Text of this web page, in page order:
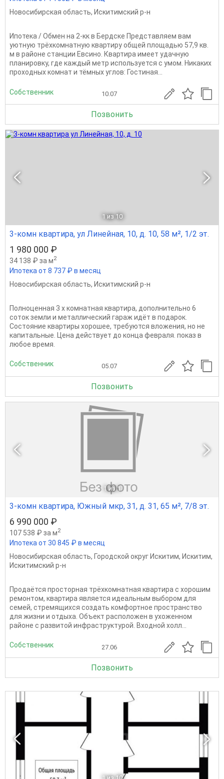
Новосибирская область, Искитимский р-н
Ипотека / Обмен на 2-кк в Бердске Представляем вам
уютную трёхкомнатную квартиру общей площадью 57,9 кв.
м в районе станции Евсино. Квартира имеет удачную
планировку, где каждый метр используется с умом. Никаких
проходных комнат и тёмных углов: Гостиная...
Собственник 10.07
Позвонить
1 из 10
3-комн квартира, ул Линейная, 10, д. 10, 58 м², 1/2 эт.
1 980 000 ₽
34 138 ₽ за м2
Ипотека от 8 737 ₽ в месяц
Новосибирская область, Искитимский р-н
Полноценная 3 х комнатная квартира, дополнительно 6
соток земли и металлический гараж идёт в подарок.
Состояние квартиры хорошее, требуются вложения, но не
капитальные. Цена действует до конца февраля. показ в
любое время.
Собственник 05.07
Позвонить
1 из 1
3-комн квартира, Южный мкр, 31, д. 31, 65 м², 7/8 эт.
6 990 000 ₽
107 538 ₽ за м2
Ипотека от 30 845 ₽ в месяц
Новосибирская область, Городской округ Искитим, Искитим,
Искитимский р-н
Продаётся просторная трёхкомнатная квартира с хорошим
ремонтом, квартира является идеальным выбором для
семей, стремящихся создать комфортное пространство
для жизни и отдыха. Объект расположен в ухоженном
районе с развитой инфраструктурой. Входной холл...
Собственник 27.06
Позвонить